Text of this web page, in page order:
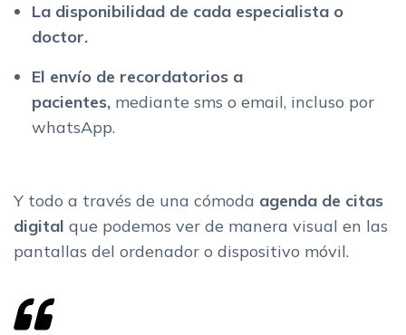
La disponibilidad de cada especialista o
doctor.
El envío de recordatorios a
pacientes, mediante sms o email, incluso por
whatsApp.
Y todo a través de una cómoda agenda de citas
digital que podemos ver de manera visual en las
pantallas del ordenador o dispositivo móvil.